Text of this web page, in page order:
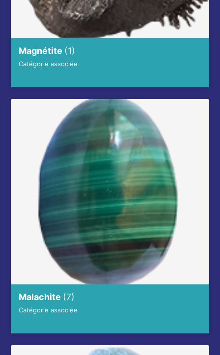
Magnétite (1)
Catégorie associée
Malachite (7)
Catégorie associée